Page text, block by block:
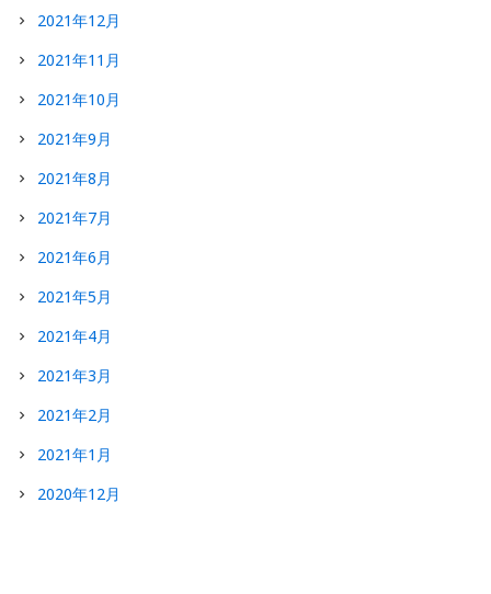
2021年12月
2021年11月
2021年10月
2021年9月
2021年8月
2021年7月
2021年6月
2021年5月
2021年4月
2021年3月
2021年2月
2021年1月
2020年12月